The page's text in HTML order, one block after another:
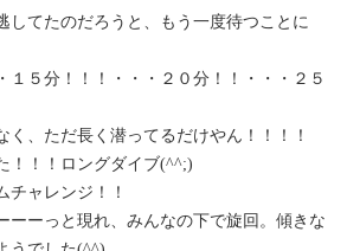
してたのだろうと、もう一度待つことに
１５分！！！・・・２０分！！・・・２５
く、ただ長く潜ってるだけやん！！！！
！！！ロングダイブ(^^;)
チャレンジ！！
ーーっと現れ、みんなの下で旋回。傾きな